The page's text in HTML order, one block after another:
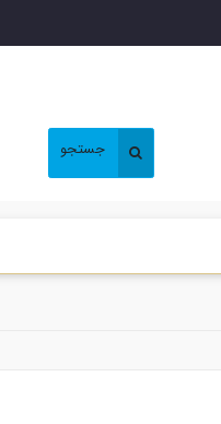
جستجو